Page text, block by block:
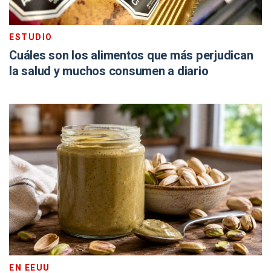
ESTUDIO
Cuáles son los alimentos que más perjudican
la salud y muchos consumen a diario
EN EEUU